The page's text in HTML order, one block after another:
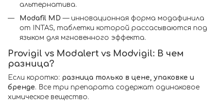
альтернатива.
Modafil MD — инновационная форма модафинила
от INTAS, таблетки которой рассасываются под
языком для мгновенного эффекта.
Provigil vs Modalert vs Modvigil: В чем
разница?
Если коротко: разница только в цене, упаковке и
бренде. Все три препарата содержат одинаковое
химическое вещество.